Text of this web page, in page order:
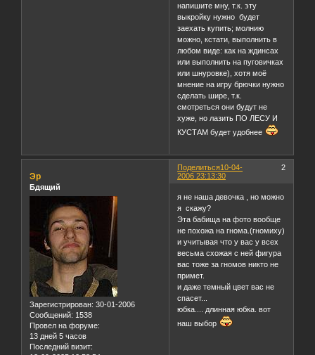
напишите мну, т.к. эту
выкройку нужно будет
заехать купить; молнию
можно, кстати, выполнить в
любом виде: как на ждинсах
или выполнить на пуговичках
или шнуровке), хотя моё
мнение на игру брючки нужно
сделать шире, т.к.
смотреться они будут не
хуже, но лазить ПО ЛЕСУ И
КУСТАМ будет удобнее
Поделиться 2
10-04-
2006 23:13:30
Эр
Бдящий
Зарегистрирован: 30-01-2006
Сообщений: 1538
Провел на форуме:
13 дней 5 часов
Последний визит:
я не наша девочка , но можно
я скажу?
Эта бабища на фото вообще
не похожа на гнома.(гномиху)
и учитывая что у вас у всех
весьма схожая с ней фигура
вас тоже за гномов никто не
примет.
и даже темный цвет вас не
спасет...
юбка.... длинная юбка. вот
наш выбор